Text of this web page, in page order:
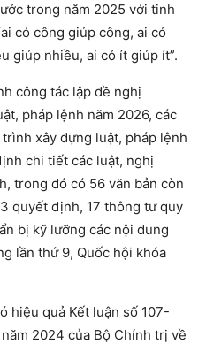
trong năm 2025 với tinh
có công giúp công, ai có
giúp nhiều, ai có ít giúp ít”.
công tác lập đề nghị
pháp lệnh năm 2026, các
xây dựng luật, pháp lệnh
chi tiết các luật, nghị
trong đó có 56 văn bản còn
quyết định, 17 thông tư quy
bị kỹ lưỡng các nội dung
lần thứ 9, Quốc hội khóa
hiệu quả Kết luận số 107-
2024 của Bộ Chính trị về